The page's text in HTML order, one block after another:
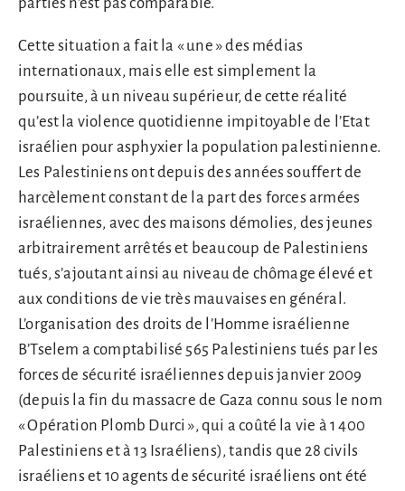
Cette situation a fait la « une » des médias
internationaux, mais elle est simplement la
poursuite, à un niveau supérieur, de cette réalité
qu’est la violence quotidienne impitoyable de l’Etat
israélien pour asphyxier la population palestinienne.
Les Palestiniens ont depuis des années souffert de
harcèlement constant de la part des forces armées
israéliennes, avec des maisons démolies, des jeunes
arbitrairement arrêtés et beaucoup de Palestiniens
tués, s’ajoutant ainsi au niveau de chômage élevé et
aux conditions de vie très mauvaises en général.
L’organisation des droits de l’Homme israélienne
B’Tselem a comptabilisé 565 Palestiniens tués par les
forces de sécurité israéliennes depuis janvier 2009
(depuis la fin du massacre de Gaza connu sous le nom
« Opération Plomb Durci », qui a coûté la vie à 1 400
Palestiniens et à 13 Israéliens), tandis que 28 civils
israéliens et 10 agents de sécurité israéliens ont été